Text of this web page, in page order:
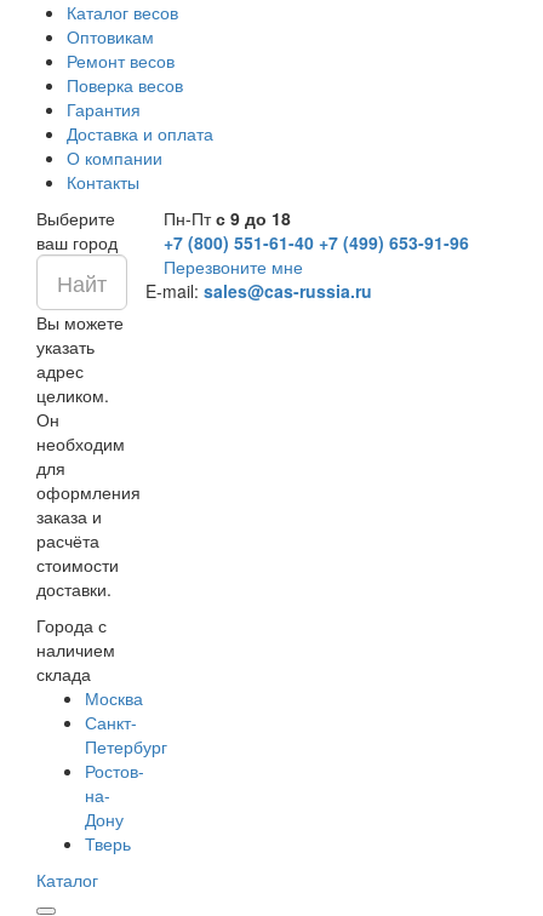
Каталог весов
Оптовикам
Ремонт весов
Поверка весов
Гарантия
Доставка и оплата
О компании
Контакты
Выберите
ваш город
Вы можете
указать
адрес
целиком.
Он
необходим
для
оформления
заказа и
расчёта
стоимости
доставки.
Города с
наличием
склада
Москва
Санкт-
Петербург
Ростов-
на-
Дону
Тверь
Пн-Птс 9 до 18
+7 (800) 551-61-40 +7 (499) 653-91-96
Перезвоните мне
E-mail: sales@cas-russia.ru
Каталог